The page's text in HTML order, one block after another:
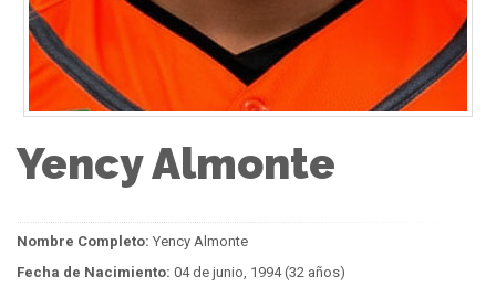
Yency Almonte
Nombre Completo: Yency Almonte
Fecha de Nacimiento: 04 de junio, 1994 (32 años)